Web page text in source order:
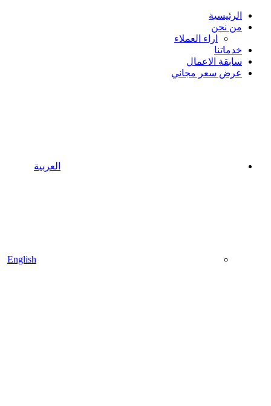
الرئيسية
من نحن
اراء العملاء
خدماتنا
سابقة الاعمال
عرض سعر مجاني
العربية
English